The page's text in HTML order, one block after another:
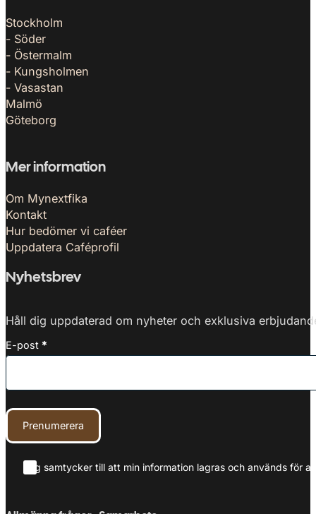
Stockholm
- Söder
- Östermalm
- Kungsholmen
- Vasastan
Malmö
Göteborg
Mer information
Om Mynextfika
Kontakt
Hur bedömer vi caféer
Uppdatera Caféprofil
Nyhetsbrev
Håll dig uppdaterad om nyheter och exklusiva
E-post *
Prenumerera
Jag samtycker till att min information lagras och används för